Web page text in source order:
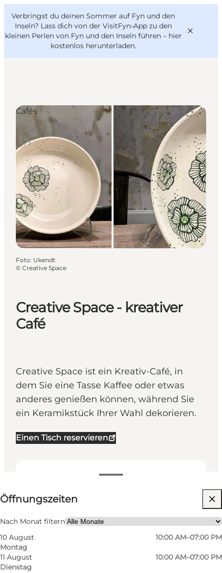
Verbringst du deinen Sommer auf Fyn und den
Inseln? Lass dich von der VisitFyn-App zu den
kleinen Perlen von Fyn und den Inseln führen – hier
kostenlos herunterladen.
Reise Ideen
Outdoor & bike
Essen & trinken
Übernachtung
VisitFyn
Deutsch
Creative Space - kreativer
Café
Creative Space ist ein Kreativ-Café, in
dem Sie eine Tasse Kaffee oder etwas
anderes genießen können, während Sie
ein Keramikstück Ihrer Wahl dekorieren.
Einen Tisch reservieren
Öffnungszeiten anzeigen
Öffnungszeiten
Nach Monat filtern
10 August
Montag
10:00 AM–07:00 PM
11 August
Dienstag
10:00 AM–07:00 PM
Website besuchen
Mir selbst, Mein Partner, Freunde, Kinder
Cafés
Foto: Ukendt
© Creative Space